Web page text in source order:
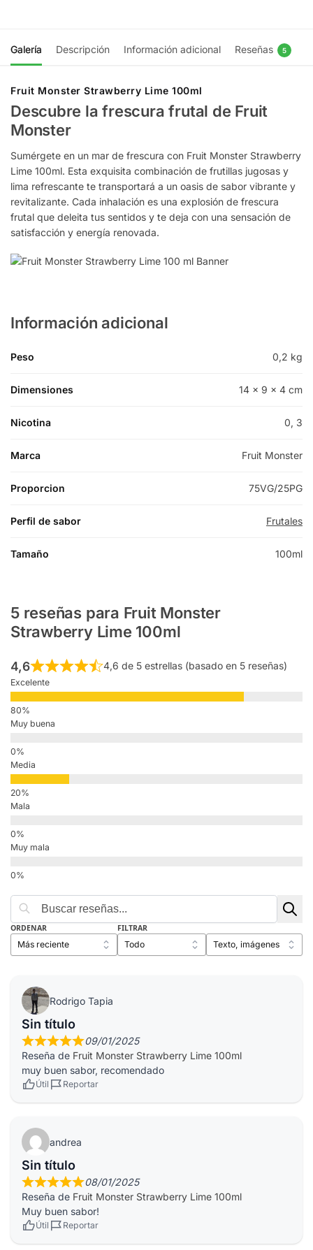
Galería Descripción Información adicional Reseñas 5
Fruit Monster Strawberry Lime 100ml
Descubre la frescura frutal de Fruit
Monster
Sumérgete en un mar de frescura con Fruit Monster Strawberry
Lime 100ml. Esta exquisita combinación de frutillas jugosas y
lima refrescante te transportará a un oasis de sabor vibrante y
revitalizante. Cada inhalación es una explosión de frescura
frutal que deleita tus sentidos y te deja con una sensación de
satisfacción y energía renovada.
Información adicional
Peso 0,2 kg
Dimensiones 14 × 9 × 4 cm
Nicotina 0, 3
Marca Fruit Monster
Proporcion 75VG/25PG
Perfil de sabor Frutales
Tamaño 100ml
5 reseñas para Fruit Monster
Strawberry Lime 100ml
4,6 4,6 de 5 estrellas (basado en 5 reseñas)
Excelente
Muy buena
Media
Mala
Muy mala
ORDENAR FILTRAR
Rodrigo Tapia
Sin título
09/01/2025
Reseña de Fruit Monster Strawberry Lime 100ml
muy buen sabor, recomendado
Útil Reportar
andrea
Sin título
08/01/2025
Reseña de Fruit Monster Strawberry Lime 100ml
Muy buen sabor!
Útil Reportar